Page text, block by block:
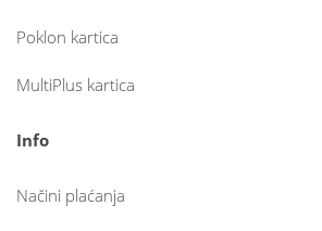
Poklon kartica
MultiPlus kartica
Info
Načini plaćanja